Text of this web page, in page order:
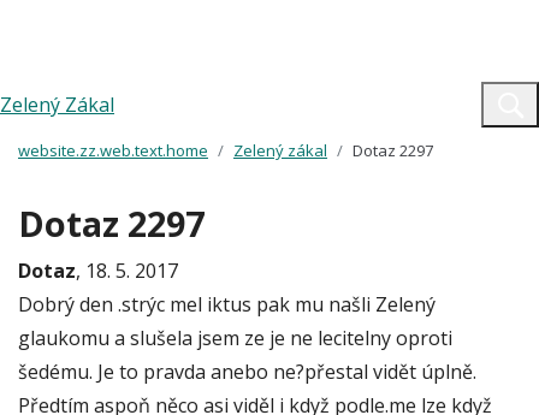
Zelený Zákal
website.zz.web.text.home Zelený zákal Dotaz 2297
Dotaz 2297
Dotaz, 18. 5. 2017
Dobrý den .strýc mel iktus pak mu našli Zelený
glaukomu a slušela jsem ze je ne lecitelny oproti
šedému. Je to pravda anebo ne?přestal vidět úplně.
Předtím aspoň něco asi viděl i když podle.me lze když